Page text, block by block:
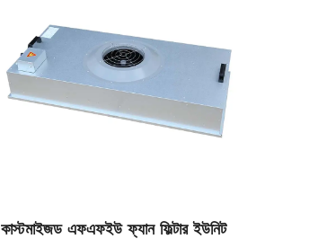
কাস্টমাইজড এফএফইউ ফ্যান ফিল্টার ইউনিট